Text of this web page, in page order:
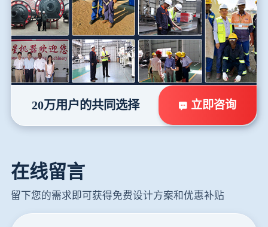
20万用户的共同选择 立即咨询
在线留言
留下您的需求即可获得免费设计方案和优惠补贴